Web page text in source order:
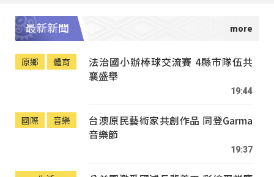
最新新聞
原鄉 體育
法治國小辦棒球交流賽 4縣市隊伍共
襄盛舉
19:44
國際 音樂
台澳原民藝術家共創作品 同登Garma
音樂節
19:37